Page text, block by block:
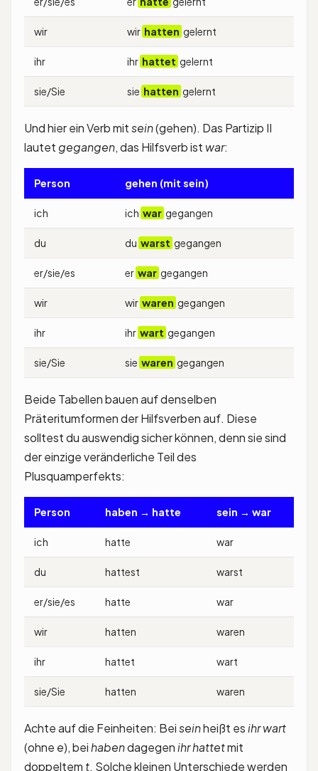
wir wir hatten gelernt
ihr ihr hattet gelernt
sie/Sie sie hatten gelernt
Und hier ein Verb mitsein(gehen). Das Partizip II
lautet gegangen, das Hilfsverb istwar:
Person gehen (mit sein)
ich ich war gegangen
du du warst gegangen
er/sie/es er war gegangen
wir wir waren gegangen
ihr ihr wart gegangen
sie/Sie sie waren gegangen
Beide Tabellen bauen auf denselben
Präteritumformen der Hilfsverben auf. Diese
solltest du auswendig sicher können, denn sie sind
der einzige veränderliche Teil des
Plusquamperfekts:
Person haben → hatte sein → war
ich hatte war
du hattest warst
er/sie/es hatte war
wir hatten waren
ihr hattet wart
sie/Sie hatten waren
Achte auf die Feinheiten: Beiseinheißt esihr wart
(ohne e), beihabendagegenihr hattetmit
doppeltem t. Solche kleinen Unterschiede werden